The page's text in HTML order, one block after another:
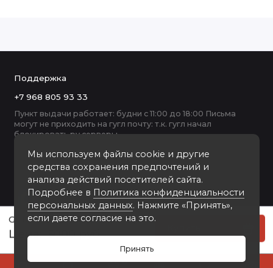
0
GE105-2083T пластиковая рамка А2
5000 руб
Мы используем файлы cookie и другие
средства сохранения предпочтений и
анализа действий посетителей сайта.
Подробнее в Политика конфиденциальности
персональных данных. Нажмите «Принять»,
если даете согласие на это.
Принять
Поддержка
+7 968 805 93 33
Пункт выдачи работает: будни с 11:00 до 18:00 Письма
могут не приходить на гугл почту: т.к. гугл начал
блокировать ру серверы